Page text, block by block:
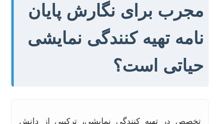
مجرب برای نگارش پایان
نامه تهیه کنندگی نمایشی
حیاتی است؟
تخصص در تهیه کنندگی نمایشی، ترکیبی از دانش